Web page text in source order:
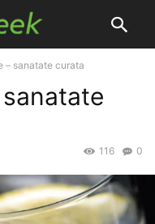
– sanatate curata
0
116